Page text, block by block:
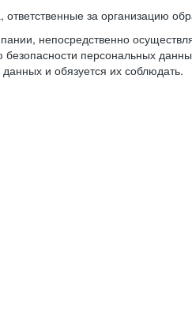
за организацию
непосредственно
безопасности персональных
и обязуется их соблюдать.